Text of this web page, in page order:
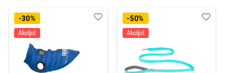
-30%
Dodaj
Uporedi-50%